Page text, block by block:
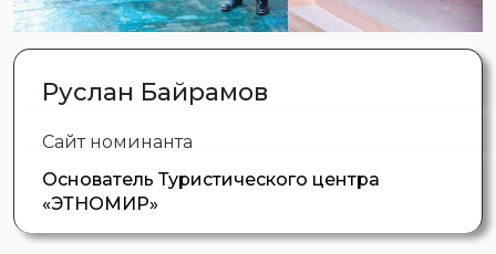
Руслан Байрамов
Сайт номинанта
Основатель Туристического центра
«ЭТНОМИР»